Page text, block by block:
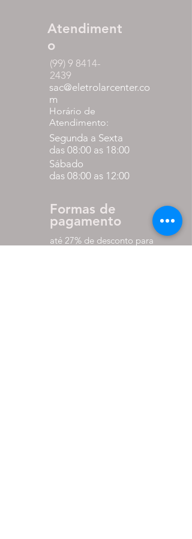
Atendiment
o
(99) 9 8414-
2439
sac@eletrolarcenter.co
m
Horário de
Atendimento:
Segunda a Sexta
das 08:00 as 18:00
Sábado
das 08:00 as 12:00
Formas de
pagamento
até 27% de desconto para
pagamento via pix